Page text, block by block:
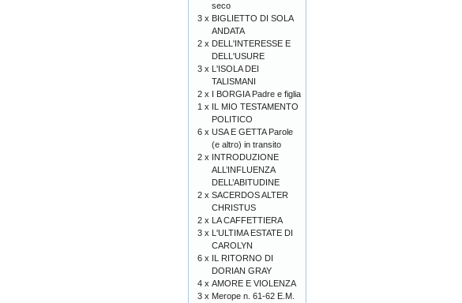
seco
3 x BIGLIETTO DI SOLA
ANDATA
2 x DELL'INTERESSE E
DELL'USURE
3 x L'ISOLA DEI
TALISMANI
2 x I BORGIA Padre e figlia
1 x IL MIO TESTAMENTO
POLITICO
6 x USA E GETTA Parole
(e altro) in transito
2 x INTRODUZIONE
ALL’INFLUENZA
DELL’ABITUDINE
2 x SACERDOS ALTER
CHRISTUS
2 x LA CAFFETTIERA
3 x L'ULTIMA ESTATE DI
CAROLYN
6 x IL RITORNO DI
DORIAN GRAY
4 x AMORE E VIOLENZA
3 x Merope n. 61-62 E.M.